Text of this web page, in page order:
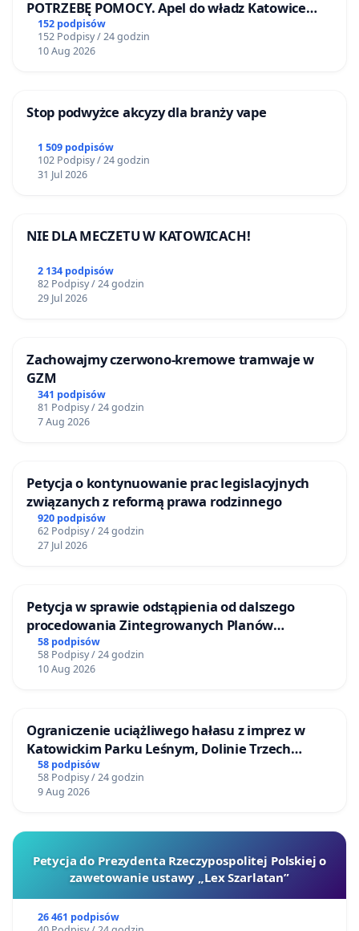
POTRZEBĘ POMOCY. Apel do władz Katowice
Airport o przystąpienie do programu HIDDEN
DISABILITIES SUNFLOWER – SŁONECZNIK –
UKRYTE NIEPEŁNOSPRAWNOŚCI
152 podpisów
152 Podpisy / 24 godzin
10 Aug 2026
Stop podwyżce akcyzy dla branży vape
1 509 podpisów
102 Podpisy / 24 godzin
31 Jul 2026
NIE DLA MECZETU W KATOWICACH!
2 134 podpisów
82 Podpisy / 24 godzin
29 Jul 2026
Zachowajmy czerwono-kremowe tramwaje w
GZM
341 podpisów
81 Podpisy / 24 godzin
7 Aug 2026
Petycja o kontynuowanie prac legislacyjnych
związanych z reformą prawa rodzinnego
920 podpisów
62 Podpisy / 24 godzin
27 Jul 2026
Petycja w sprawie odstąpienia od dalszego
procedowania Zintegrowanych Planów
Inwestycyjnych „Myślenice – Barnasiówka” oraz
„Myślenice – Bukówka”
58 podpisów
58 Podpisy / 24 godzin
10 Aug 2026
Ograniczenie uciążliwego hałasu z imprez w
Katowickim Parku Leśnym, Dolinie Trzech
Stawów i na Lotnisku Muchowiec
58 podpisów
58 Podpisy / 24 godzin
9 Aug 2026
Petycja do Prezydenta Rzeczypospolitej Polskiej o
zawetowanie ustawy „Lex Szarlatan”
26 461 podpisów